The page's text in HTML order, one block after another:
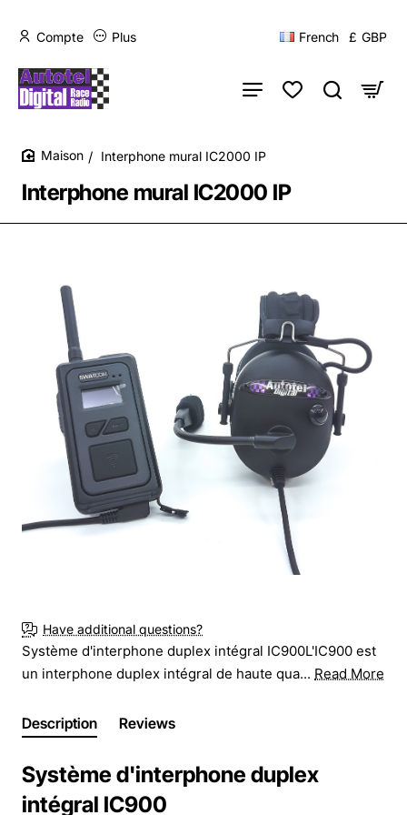
Compte Plus French £ GBP
Interphone mural IC2000 IP
Interphone mural IC2000 IP
Demander le prix
Have additional questions?
Système d'interphone duplex intégral IC900L'IC900 est
un interphone duplex intégral de haute qua... Read More
Description Reviews
Système d'interphone duplex
intégral IC900